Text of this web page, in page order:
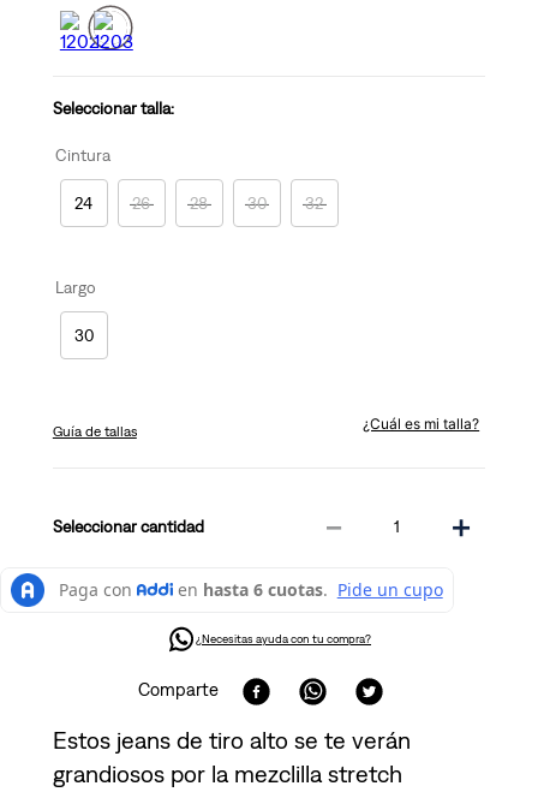
Seleccionar talla:
Cintura
24 26 28 30 32
Largo
30
Guía de tallas ¿Cuál es mi talla?
cantidad ＋
－
¿Necesitas ayuda con tu compra?
Comparte
Estos jeans de tiro alto se te verán
grandiosos por la mezclilla stretch